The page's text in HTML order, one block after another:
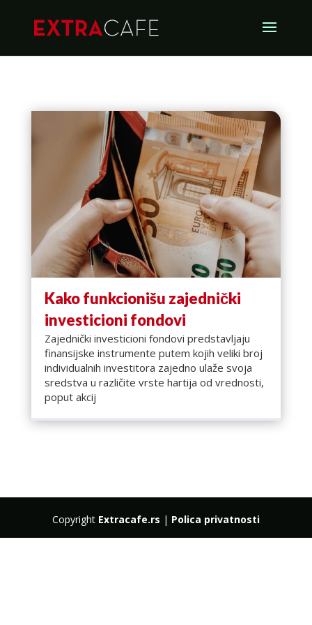
Kako funkcionišu zajednički
investicioni fondovi
Zajednički investicioni fondovi predstavljaju
finansijske instrumente putem kojih veliki broj
individualnih investitora zajedno ulaže svoja
sredstva u različite vrste hartija od vrednosti,
poput akcij
Copyright Extracafe.rs | Polica privatnosti